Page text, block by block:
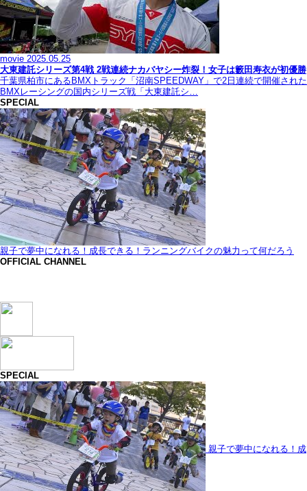
movie 2025.05.25
大東建託シリーズ第4戦 2戦連続ナカバヤシー炸裂！女子は籔田寿衣が初優勝
千葉県柏市にあるBMXトラック「沼南SPEEDWAY」で2日連続で開催された
BMXレーシングの国内シリーズ戦「大東建託シ…
SPECIAL
親子で夢中になれる！成長できる！ランニングバイクの魅力って何だろう
OFFICIAL CHANNEL
SPECIAL
親子で夢中になれる！成